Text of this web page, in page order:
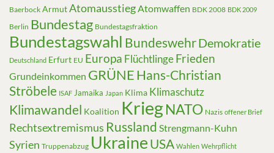
Baerbock ArmutAtomausstiegAtomwaffen BDK 2008 BDK 2009
Berlin Bundestag Bundestagsfraktion
Bundestagswahl BundeswehrDemokratie
Deutschland Erfurt EU Europa FlüchtlingeFrieden
Grundeinkommen GRÜNE Hans-Christian
Ströbele ISAF Jamaika Japan Klima Klimaschutz
Klimawandel Koalition KriegNATO Nazis offener Brief
Rechtsextremismus Russland Strengmann-Kuhn
Syrien Truppenabzug UkraineUSA Wahlen Wehrpflicht